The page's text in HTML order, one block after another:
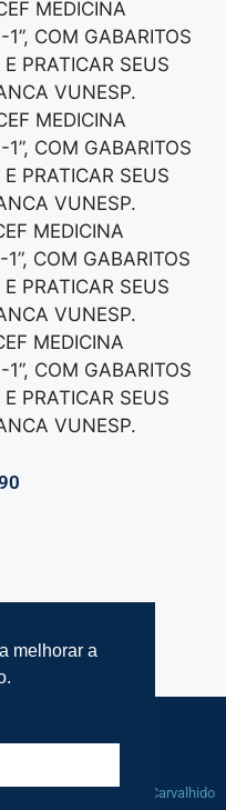
MEDICINA
COM GABARITOS
PRATICAR SEUS
VUNESP.
MEDICINA
COM GABARITOS
PRATICAR SEUS
VUNESP.
MEDICINA
COM GABARITOS
PRATICAR SEUS
VUNESP.
MEDICINA
COM GABARITOS
PRATICAR SEUS
VUNESP.
Rafa Carvalhido
melhorar a